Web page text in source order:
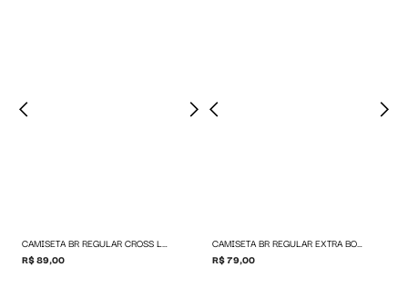
CAMISETA BR REGULAR CROSS LOGO
R$ 89,00
CAMISETA BR REGULAR EXTRA BOLD LOGO
R$ 79,00